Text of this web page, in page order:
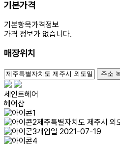
기본가격
기본항목가격정보
가격 정보가 없습니다.
매장위치
주소
세인트헤어
헤어샵
제주특별자치도 제주시
개업일 2021-07-19